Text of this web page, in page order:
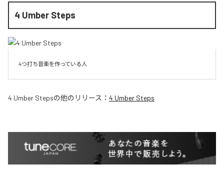
4 Umber Steps
4つ打ち音楽を作っている人
4 Umber Stepsの他のリリース： 4 Umber Steps